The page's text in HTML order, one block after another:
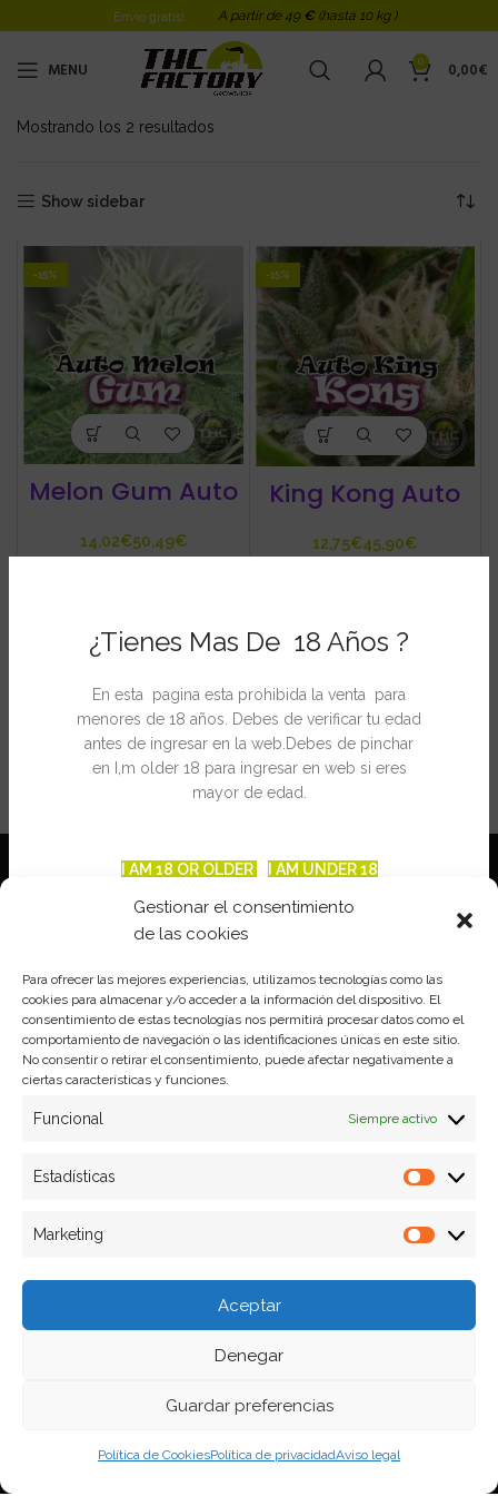
¿Tienes Mas De 18 Años ?
En esta pagina esta prohibida la venta para
menores de 18 años. Debes de verificar tu edad
antes de ingresar en la web.Debes de pinchar
en I,m older 18 para ingresar en web si eres
mayor de edad.
I AM 18 OR OLDER I AM UNDER 18
Gestionar el consentimiento
de las cookies
Para ofrecer las mejores experiencias, utilizamos tecnologías como las
cookies para almacenar y/o acceder a la información del dispositivo. El
consentimiento de estas tecnologías nos permitirá procesar datos como el
comportamiento de navegación o las identificaciones únicas en este sitio.
No consentir o retirar el consentimiento, puede afectar negativamente a
ciertas características y funciones.
Funcional Siempre activo
Estadísticas
Marketing
Aceptar
Denegar
Guardar preferencias
Política de CookiesPolítica de privacidadAviso legal
Envio gratis! A partir de 49 € (hasta 10 kg )
MENU 0 0,00€
Mostrando los 2 resultados
Show sidebar
-15%
Melon Gum Auto
€ €
-15%
King Kong Auto
€ €
Política de Cookies
Formas de pago
Plazos y condiciones de envio